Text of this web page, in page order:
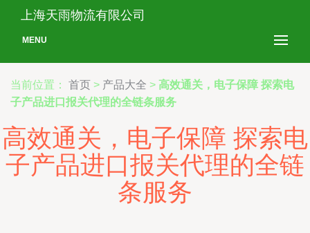
上海天雨物流有限公司
MENU
当前位置： 首页 > 产品大全 > 高效通关，电子保障 探索电
子产品进口报关代理的全链条服务
高效通关，电子保障 探索电
子产品进口报关代理的全链
条服务